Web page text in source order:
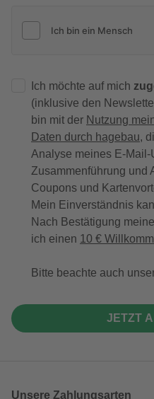
Ich möchte auf mich
(inklusive den
bin mit der Nutzung
Daten durch hagebau,
Analyse meines E-
Zusammenführung und
Coupons und
Mein Einverständnis
Nach Bestätigung
ich einen 10 €
Bitte beachte auch
JETZT
Unsere Zahlungsarten